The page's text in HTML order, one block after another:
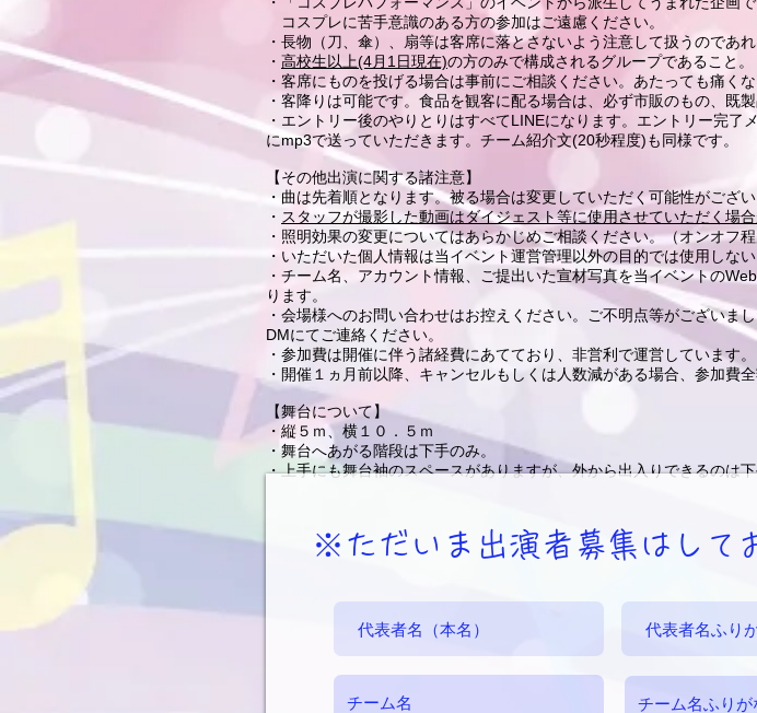
コスプレに苦手意識のある方の参加はご遠慮ください。
・長物（刀、傘）、扇等は客席に落とさないよう注意して扱うのであ
・ 高校生以上(4月1日現在)の方のみで構成されるグループであること。
・客席にものを投げる場合は事前にご相談ください​。あたっても痛くな
・客降りは可能です。食品を観客に配る場合は、必ず市販のもの、既製
・エントリー後のやりとりはすべてLINEになります。エントリー完了
にmp3で送っていただきます。チーム紹介文(20秒程度)も同様です。​
【その他出演に関する諸注意】
・曲は先着順となります。被る場合は変更していただく可能性がござい
・ スタッフが撮影した動画はダイジェスト等に使用させていただく場
・照明効果の変更についてはあらかじめご相談ください。（オンオフ
・いただいた個人情報は当イベント運営管理以外の目的では使用しな
・チーム名、アカウント情報、ご提出いた宣材写真を当イベントの
ります。
・会場様へのお問い合わせはお控えください。ご不明点等がございま
DMにてご連絡ください。
・​参加費は開催に伴う諸経費にあてており、非営利で運営しています。
・開催１ヵ月前以降、キャンセルもしくは人数減がある場合、参加費
​【舞台について】
・縦５ｍ、横１０．５ｍ
・舞台へあがる階段は下手のみ。
・上手にも舞台袖のスペースがありますが、外から出入りできるのは
​※ただいま出演者募集はして